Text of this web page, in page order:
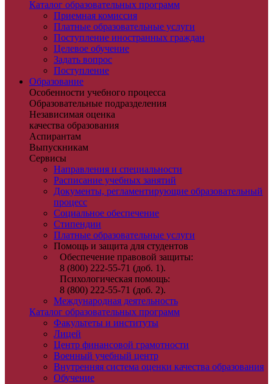
Каталог образовательных программ
Приемная комиссия
Платные образовательные услуги
Поступление иностранных граждан
Целевое обучение
Задать вопрос
Поступление
Образование
Особенности учебного процесса
Образовательные подразделения
Независимая оценка
качества образования
Аспирантам
Выпускникам
Сервисы
Направления и специальности
Расписание учебных занятий
Документы, регламентирующие образовательный
процесс
Социальное обеспечение
Стипендии
Платные образовательные услуги
Помощь и защита для студентов
Обеспечение правовой защиты:
8 (800) 222-55-71 (доб. 1).
Психологическая помощь:
8 (800) 222-55-71 (доб. 2).
Международная деятельность
Каталог образовательных программ
Факультеты и институты
Лицей
Центр финансовой грамотности
Военный учебный центр
Внутренняя система оценки качества образования
Обучение